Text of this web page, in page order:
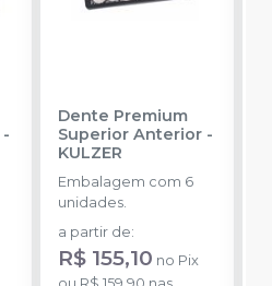
-
Dente Premium
Superior Anterior-
KULZER
Embalagem com 6
unidades.
a partir de:
R$ 155,10 no Pix